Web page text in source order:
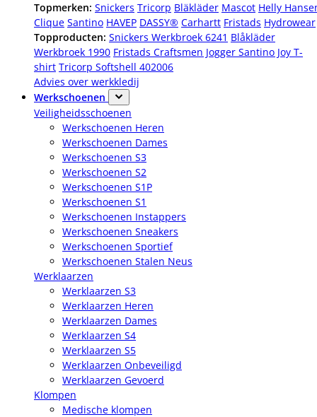
Topmerken: Snickers Tricorp Bläkläder Mascot Helly
Clique Santino HAVEP DASSY® Carhartt Fristads Hydrowear
Topproducten: Snickers Werkbroek 6241 Blåkläder
Werkbroek 1990 Fristads Craftsmen Jogger Santino Joy T-
shirt Tricorp Softshell 402006
Advies over werkkledij
Werkschoenen
Veiligheidsschoenen
Werkschoenen Heren
Werkschoenen Dames
Werkschoenen S3
Werkschoenen S2
Werkschoenen S1P
Werkschoenen S1
Werkschoenen Instappers
Werkschoenen Sneakers
Werkschoenen Sportief
Werkschoenen Stalen Neus
Werklaarzen
Werklaarzen S3
Werklaarzen Heren
Werklaarzen Dames
Werklaarzen S4
Werklaarzen S5
Werklaarzen Onbeveiligd
Werklaarzen Gevoerd
Klompen
Medische klompen